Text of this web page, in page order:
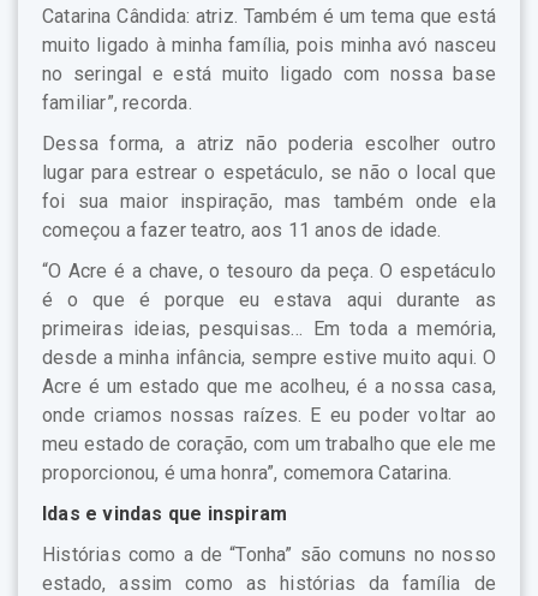
Catarina Cândida: atriz. Também é um tema que está
muito ligado à minha família, pois minha avó nasceu
no seringal e está muito ligado com nossa base
familiar”, recorda.
Dessa forma, a atriz não poderia escolher outro
lugar para estrear o espetáculo, se não o local que
foi sua maior inspiração, mas também onde ela
começou a fazer teatro, aos 11 anos de idade.
“O Acre é a chave, o tesouro da peça. O espetáculo
é o que é porque eu estava aqui durante as
primeiras ideias, pesquisas… Em toda a memória,
desde a minha infância, sempre estive muito aqui. O
Acre é um estado que me acolheu, é a nossa casa,
onde criamos nossas raízes. E eu poder voltar ao
meu estado de coração, com um trabalho que ele me
proporcionou, é uma honra”, comemora Catarina.
Idas e vindas que inspiram
Histórias como a de “Tonha” são comuns no nosso
estado, assim como as histórias da família de